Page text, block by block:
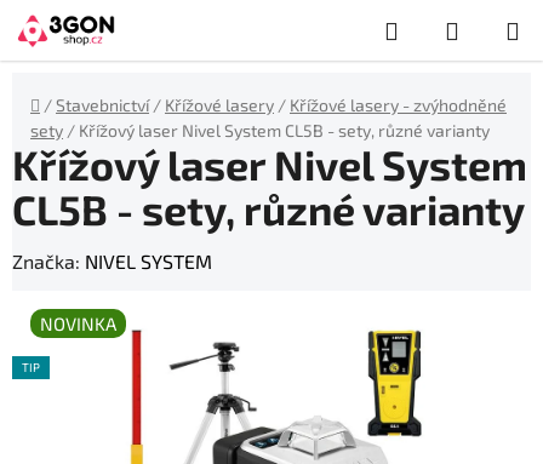
Přejít
na
obsah
Hledat
KOŠÍK
Domů
/Stavebnictví / Křížové lasery / Křížové lasery - zvýhodněné
sety / Křížový laser Nivel System CL5B - sety, různé varianty
Křížový laser Nivel System
CL5B - sety, různé varianty
Značka: NIVEL SYSTEM
NOVINKA
TIP